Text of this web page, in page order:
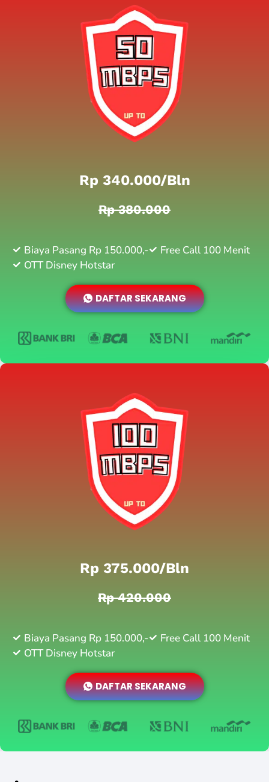
Rp 340.000/bln
Rp 380.000
Biaya Pasang Rp 150.000,-
Free Call 100 Menit
OTT Disney Hotstar
DAFTAR SEKARANG
Rp 375.000/bln
Rp 420.000
Biaya Pasang Rp 150.000,-
Free Call 100 Menit
OTT Disney Hotstar
DAFTAR SEKARANG